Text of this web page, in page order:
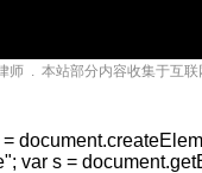
师. 本站部分内容收集于互
var s =